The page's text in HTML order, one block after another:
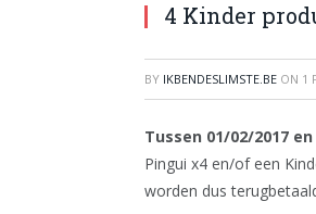
4 Kinder
BY IKBENDESLIMSTE.BE ON 1
Tussen 01/02/2017
Pingui x4 en/of een
worden dus